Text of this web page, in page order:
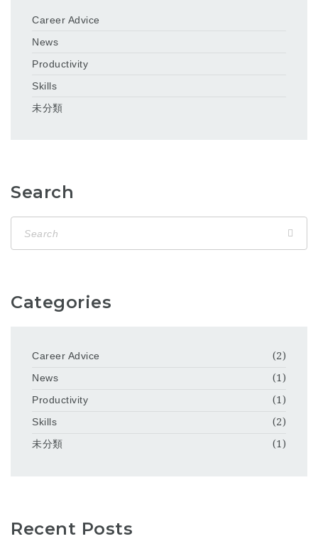
Career Advice
News
Productivity
Skills
未分類
Search
Categories
Career Advice
(2)
News
(1)
Productivity
(1)
Skills
(2)
未分類
(1)
Recent Posts